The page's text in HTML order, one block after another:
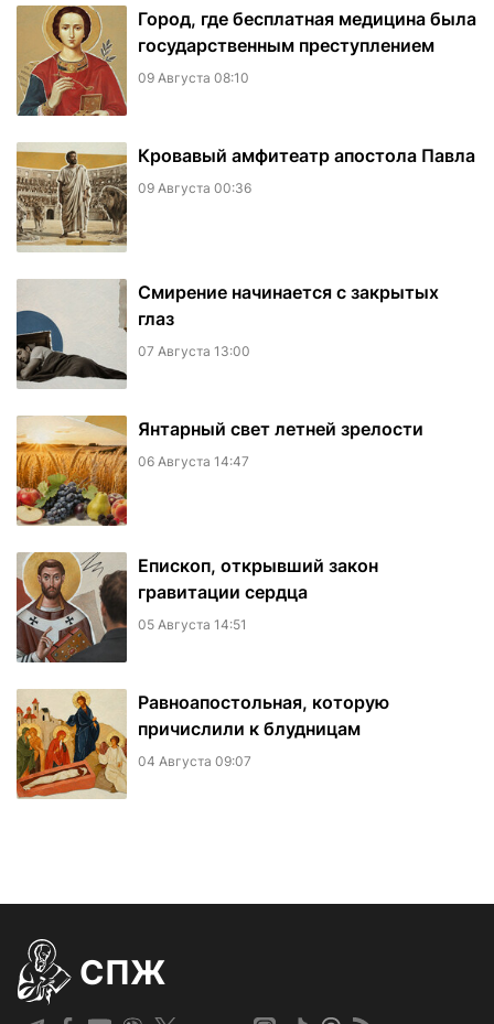
Город, где бесплатная медицина была
государственным преступлением
09 Августа 08:10
​Кровавый амфитеатр апостола Павла
09 Августа 00:36
Смирение начинается с закрытых
глаз
07 Августа 13:00
Янтарный свет летней зрелости
06 Августа 14:47
Епископ, открывший закон
гравитации сердца
05 Августа 14:51
Равноапостольная, которую
причислили к блудницам
04 Августа 09:07
СПЖ